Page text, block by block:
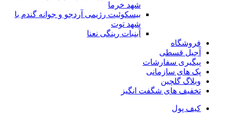
شهد خرما
بيسکوئيت رژیمی آردجو و جوانه گندم با
شهد توت
آبنبات رینگی نعنا
فروشگاه
آجیل قسطی
پیگیری سفارشات
پک های سازمانی
وبلاگ گلچین
تخفیف های شگفت انگیز
کیف پول